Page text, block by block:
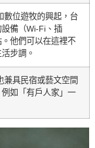
數位遊牧的興起，台
備（Wi-Fi、插
他們可以在這裡不
步調。
兼具民宿或藝文空間
如「有戶人家」一